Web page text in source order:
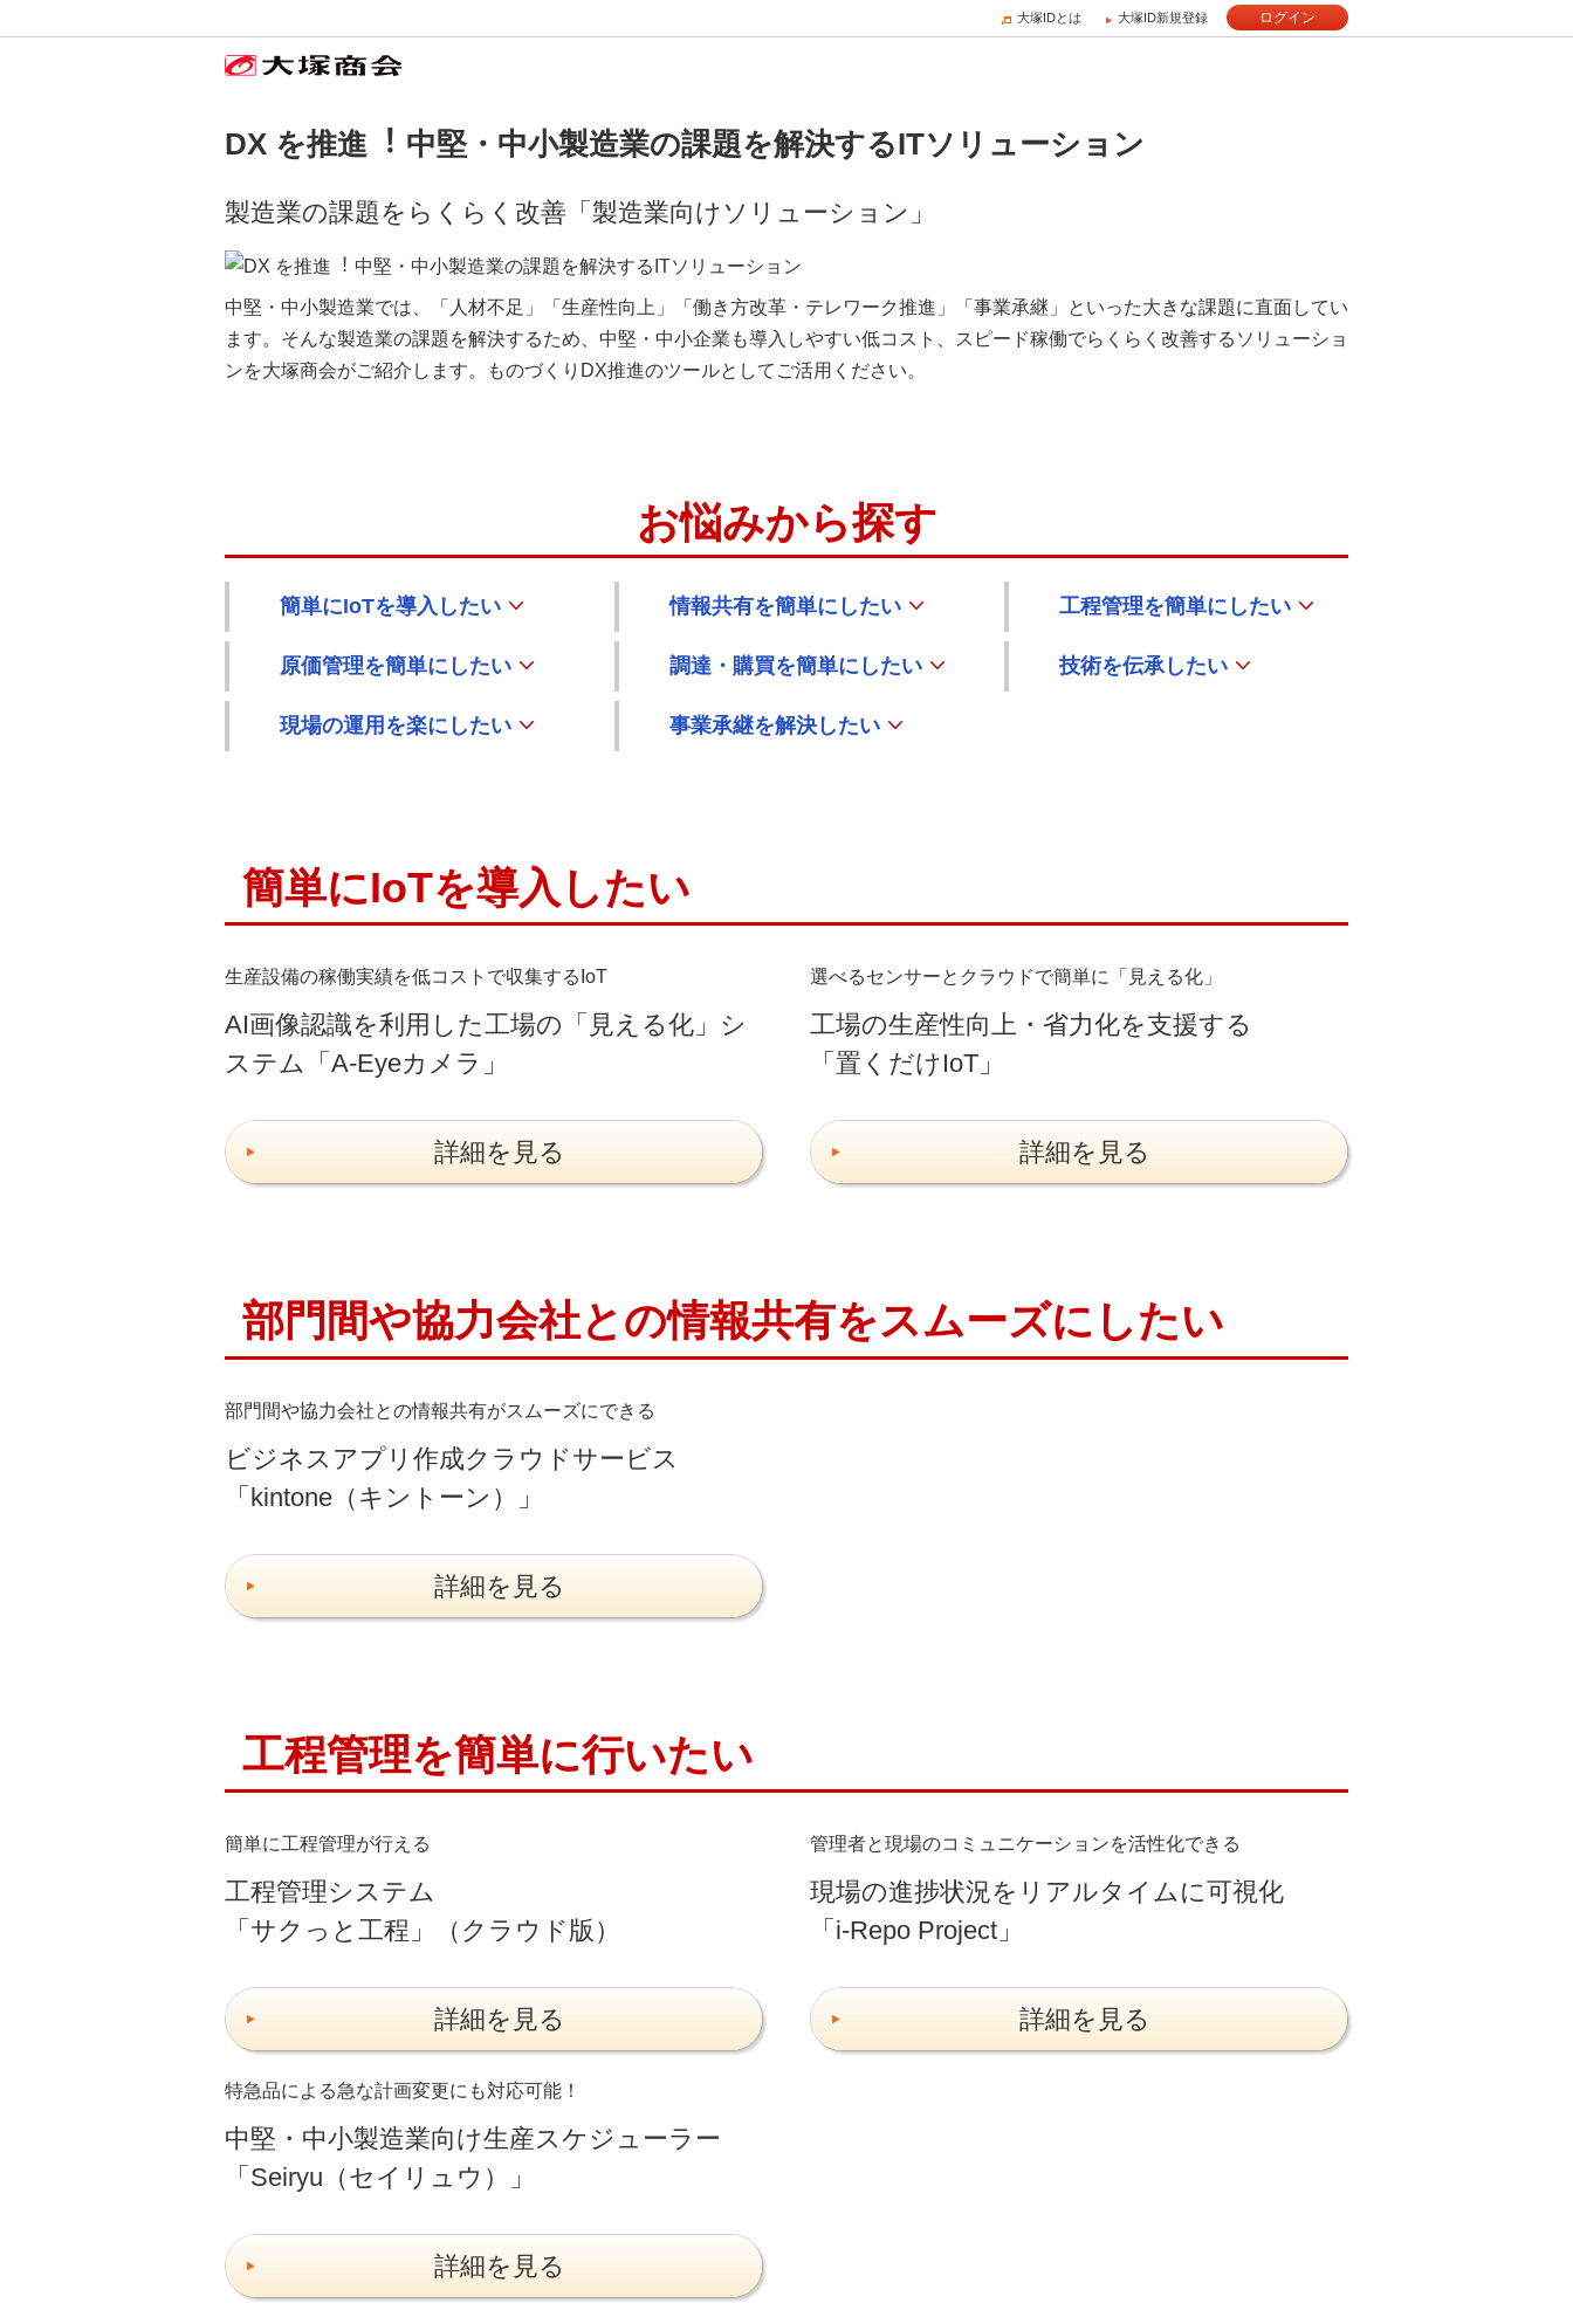
大塚IDとは 大塚ID新規登録 ログイン
DX を推進︕ 中堅・中小製造業の課題を解決するITソリューション
製造業の課題をらくらく改善「製造業向けソリューション」
中堅・中小製造業では、「人材不足」「生産性向上」「働き方改革・テレワーク推進」「事業承継」といった大きな課題に直面してい
ます。そんな製造業の課題を解決するため、中堅・中小企業も導入しやすい低コスト、スピード稼働でらくらく改善するソリューショ
ンを大塚商会がご紹介します。ものづくりDX推進のツールとしてご活用ください。
お悩みから探す
簡単にIoTを導入したい 情報共有を簡単にしたい 工程管理を簡単にしたい
原価管理を簡単にしたい 調達・購買を簡単にしたい 技術を伝承したい
現場の運用を楽にしたい 事業承継を解決したい
簡単にIoTを導入したい
生産設備の稼働実績を低コストで収集するIoT
AI画像認識を利用した工場の「見える化」シ
ステム「A-Eyeカメラ」
詳細を見る
選べるセンサーとクラウドで簡単に「見える化」
工場の生産性向上・省力化を支援する
「置くだけIoT」
詳細を見る
部門間や協力会社との情報共有をスムーズにしたい
部門間や協力会社との情報共有がスムーズにできる
ビジネスアプリ作成クラウドサービス
「kintone（キントーン）」
詳細を見る
工程管理を簡単に行いたい
簡単に工程管理が行える
工程管理システム
「サクっと工程」（クラウド版）
詳細を見る
管理者と現場のコミュニケーションを活性化できる
現場の進捗状況をリアルタイムに可視化
「i-Repo Project」
詳細を見る
特急品による急な計画変更にも対応可能！
中堅・中小製造業向け生産スケジューラー
「Seiryu（セイリュウ）」
詳細を見る